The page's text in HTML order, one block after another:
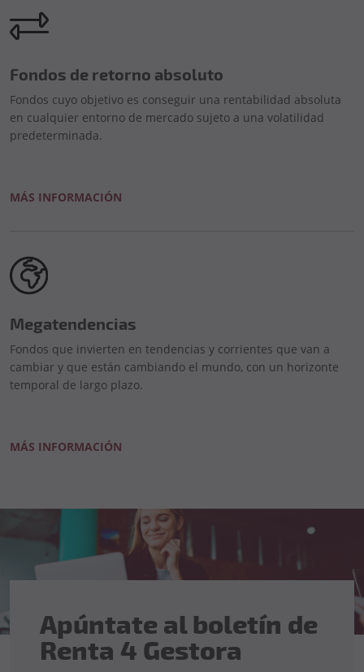
Fondos de retorno absoluto
Fondos cuyo objetivo es conseguir una rentabilidad absoluta
en cualquier entorno de mercado sujeto a una volatilidad
predeterminada.
MÁS INFORMACIÓN
Megatendencias
Fondos que invierten en tendencias y corrientes que van a
cambiar y que están cambiando el mundo, con un horizonte
temporal de largo plazo.
MÁS INFORMACIÓN
Apúntate al boletín de
Renta 4 Gestora